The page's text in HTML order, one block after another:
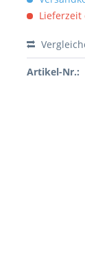
Lieferzeit
Artikel-Nr.: